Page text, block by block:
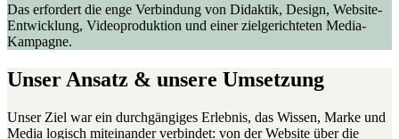
Das erfordert die enge Verbindung von Didaktik, Design, Website-
Entwicklung, Videoproduktion und einer zielgerichteten Media-
Kampagne.
Unser Ansatz & unsere Umsetzung
Unser Ziel war ein durchgängiges Erlebnis, das Wissen, Marke und
Media logisch miteinander verbindet: von der Website über die